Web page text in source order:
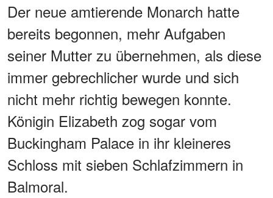
Der neue amtierende Monarch hatte
bereits begonnen, mehr Aufgaben
seiner Mutter zu übernehmen, als diese
immer gebrechlicher wurde und sich
nicht mehr richtig bewegen konnte.
Königin Elizabeth zog sogar vom
Buckingham Palace in ihr kleineres
Schloss mit sieben Schlafzimmern in
Balmoral.